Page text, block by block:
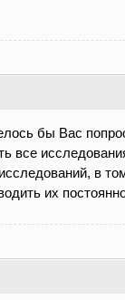
бы Вас
все
в
их